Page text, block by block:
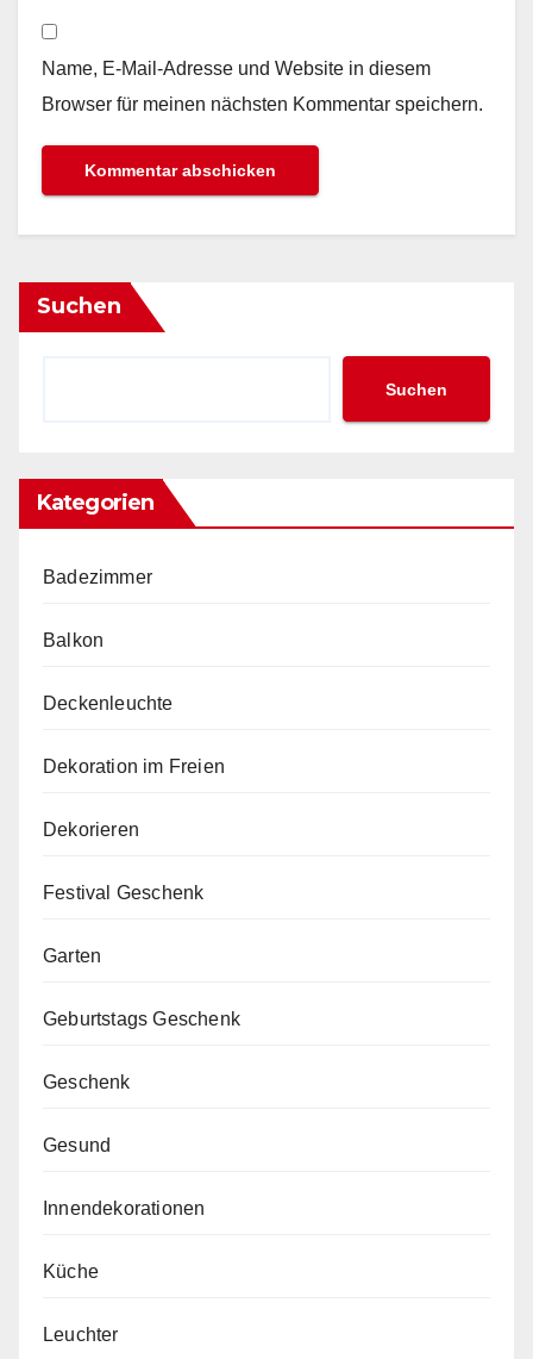
Name, E-Mail-Adresse und Website in diesem
Browser für meinen nächsten Kommentar speichern.
Suchen
Suchen
Kategorien
Badezimmer
Balkon
Deckenleuchte
Dekoration im Freien
Dekorieren
Festival Geschenk
Garten
Geburtstags Geschenk
Geschenk
Gesund
Innendekorationen
Küche
Leuchter